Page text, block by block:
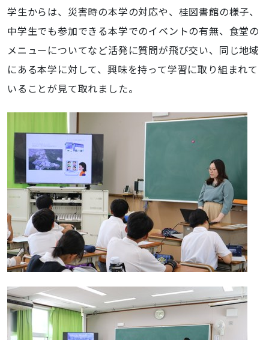
学生からは、災害時の本学の対応や、桂図書館の様子、
中学生でも参加できる本学でのイベントの有無、食堂の
メニューについてなど活発に質問が飛び交い、同じ地域
にある本学に対して、興味を持って学習に取り組まれて
いることが見て取れました。